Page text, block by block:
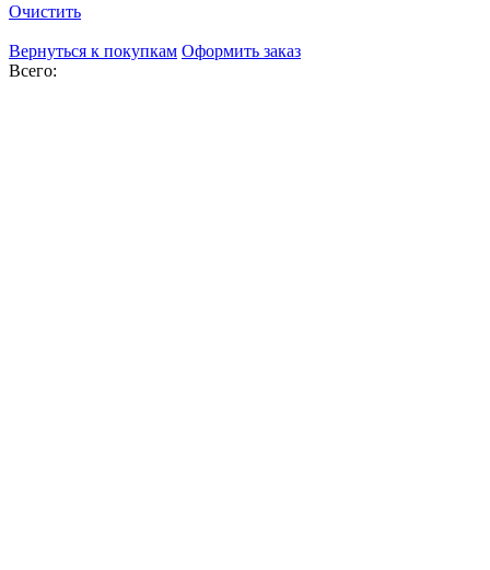
Очистить
Вернуться к покупкам Оформить заказ
Всего: